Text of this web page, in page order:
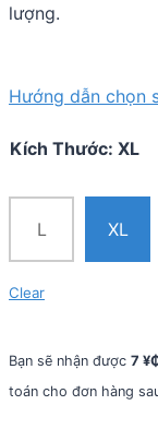
lượng.
Hướng dẫn chọn
Kích Thước: XL
L XL
Clear
Bạn sẽ nhận được 7
toán cho đơn hàng